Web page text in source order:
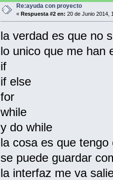
Re:ayuda con proyecto
« Respuesta #2 en: 20 de Junio 2014,
la verdad es que no
lo unico que me han
if
if else
for
while
y do while
la cosa es que
se puede guardar
la interfaz me va